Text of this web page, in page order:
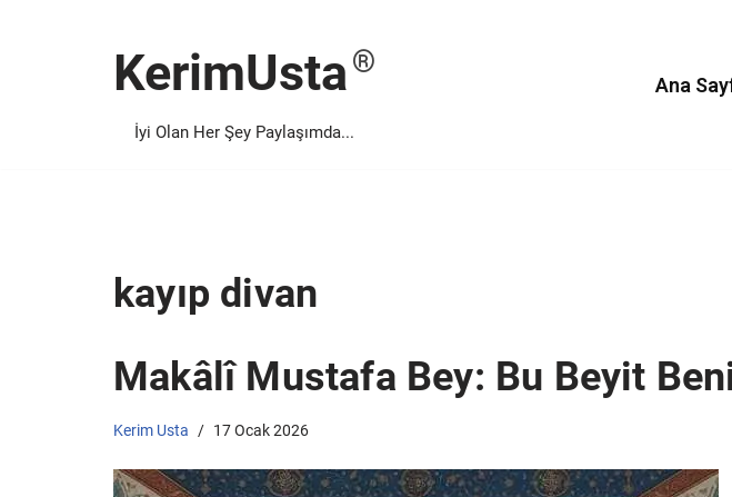
KerimUsta
İyi Olan Her Şey Paylaşımda...
Ana
kayıp divan
Makâlî Mustafa Bey: Bu Beyit
Kerim Usta 17 Ocak 2026